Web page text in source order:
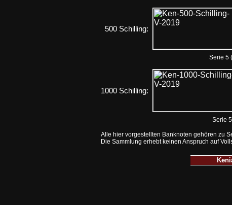
500 Schilling:
Serie 5
1000 Schilling:
Serie
Alle hier vorgestellten Banknoten gehören zu
Die Sammlung erhebt keinen Anspruch auf